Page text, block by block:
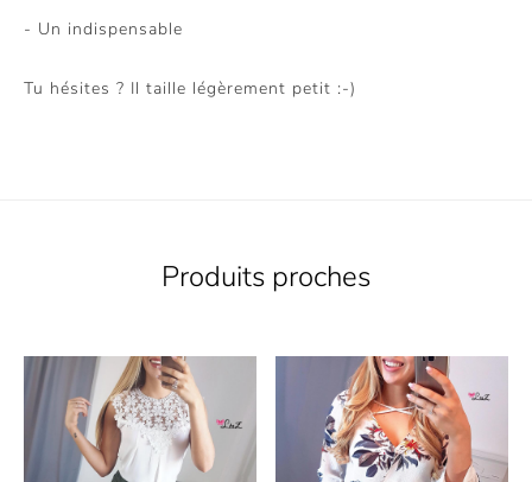
- Un indispensable
Tu hésites ? Il taille légèrement petit :-)
Produits proches